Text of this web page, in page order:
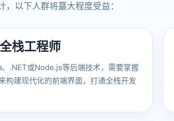
以下人群将蕞大程度受益：
栈工程师
.NET或Node.js等后端技术，需要掌握
构建现代化的前端界面，打通全栈开发